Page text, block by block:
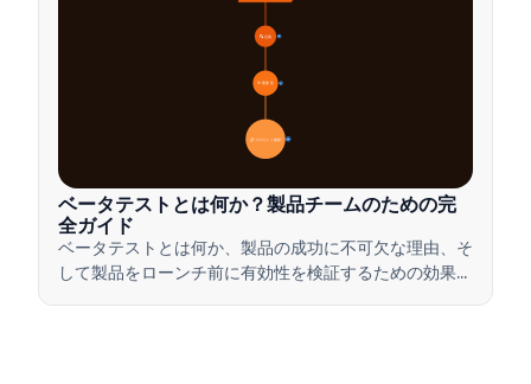
🔍 定義 4
🎯 重要性
📋 プロセスと種類
ベータテストとは何か？製品チームのための完
全ガイド
ベータテストとは何か、製品の成功に不可欠な理由、そ
して製品をローンチ前に有効性を検証するための効果的